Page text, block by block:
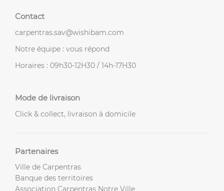
Contact
carpentras.sav@wishibam.com
Notre équipe : vous répond
Horaires : 09h30-12H30 / 14h-17H30
Mode de livraison
Click & collect, livraison à domicile
Partenaires
Ville de Carpentras
Banque des territoires
Association Carpentras Notre Ville